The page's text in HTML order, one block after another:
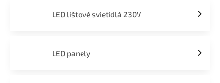
LED lištové svietidlá 230V
LED panely